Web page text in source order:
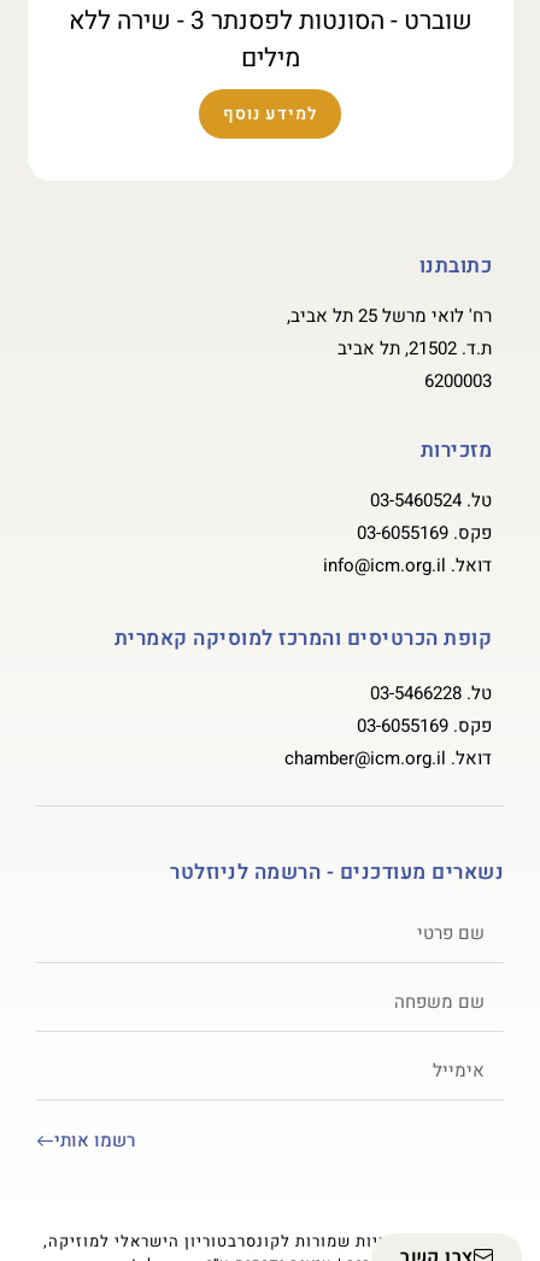
שוברט - הסונטות לפסנתר 3 - שירה ללא
מילים
למידע נוסף
כתובתנו
רח' לואי מרשל 25 תל אביב,
ת.ד. 21502, תל אביב
6200003
מזכירות
טל. 03-5460524
פקס. 03-6055169
דואל. info@icm.org.il
קופת הכרטיסים והמרכז למוסיקה קאמרית
טל. 03-5466228
פקס. 03-6055169
דואל. chamber@icm.org.il
נשארים מעודכנים - הרשמה לניוזלטר
רשמו אותי
© 2023 כל הזכויות שמורות לקונסרבטוריון הישראלי למוזיקה,